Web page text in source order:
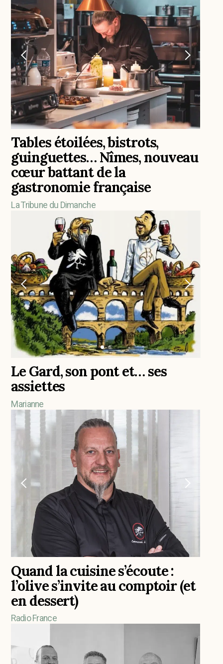
Tables étoilées, bistrots,
guinguettes… Nîmes, nouveau
cœur battant de la
gastronomie française
La Tribune du Dimanche
Le Gard, son pont et… ses
assiettes
Marianne
Quand la cuisine s’écoute :
l’olive s’invite au comptoir (et
en dessert)
Radio France